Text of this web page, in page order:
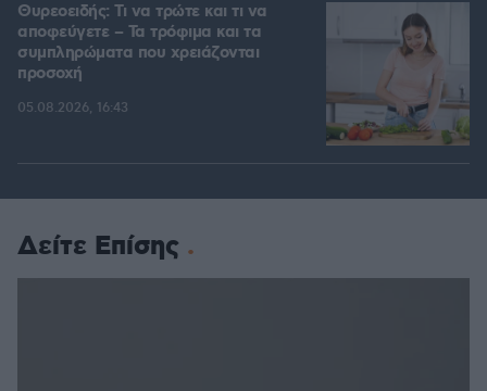
Θυρεοειδής: Τι να τρώτε και τι να
αποφεύγετε – Τα τρόφιμα και τα
συμπληρώματα που χρειάζονται
προσοχή
05.08.2026, 16:43
Δείτε Επίσης